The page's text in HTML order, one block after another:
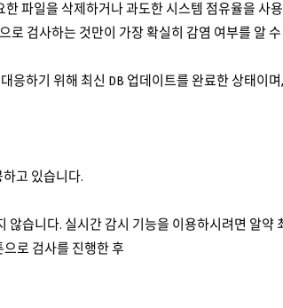
한 파일을 삭제하거나 과도한 시스템 점유율을
로 검사하는 것만이 가장 확실히 감염 여부를 알
응하기 위해 최신 DB 업데이트를 완료한 상태이
고 있습니다.
않습니다. 실시간 감시 기능을 이용하시려면 알약
으로 검사를 진행한 후